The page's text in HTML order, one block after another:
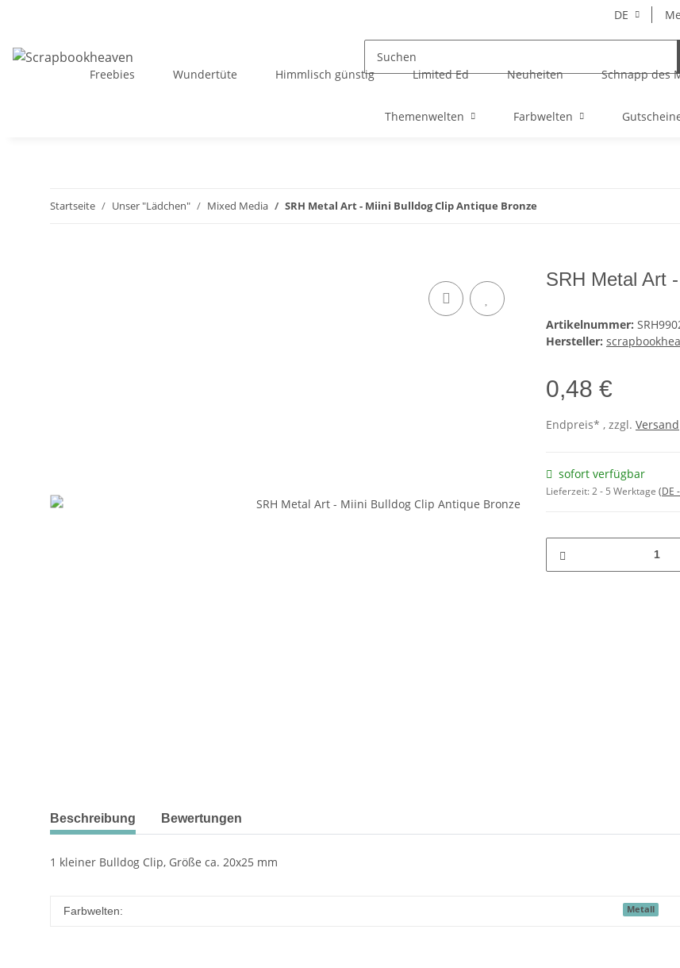
DE
Freebies
Wundertüte Himmlisch günstig Limited Ed Neuheiten Schnapp des
Themenwelten Farbwelten
Startseite Unser "Lädchen" Mixed Media SRH Metal Art - Miini Bulldog Clip Antique Bronze
SRH Metal Art
Artikelnummer:
Hersteller:
0,48 €
Endpreis* , zzgl. Versand
sofort verfügbar
Lieferzeit:2 - 5 Werktage (DE
Beschreibung Bewertungen
1 kleiner Bulldog Clip, Größe ca. 20x25 mm
Farbwelten: Metall